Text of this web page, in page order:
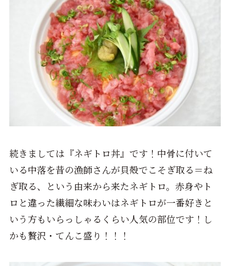
続きましては『ネギトロ丼』です！中骨に付いて
いる中落を昔の漁師さんが貝殻でこそぎ取る＝ね
ぎ取る、という由来から来たネギトロ。赤身やト
ロと違った繊細な味わいはネギトロが一番好きと
いう方もいらっしゃるくらい人気の部位です！し
かも贅沢・てんこ盛り！！！